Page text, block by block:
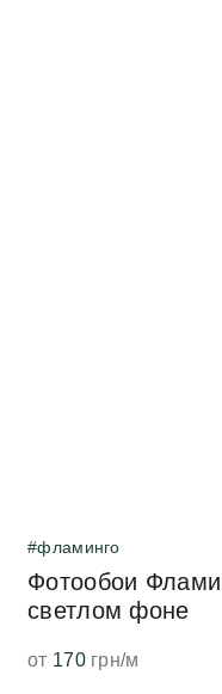
#фламинго
Фотообои
светлом фоне
от 170грн/м